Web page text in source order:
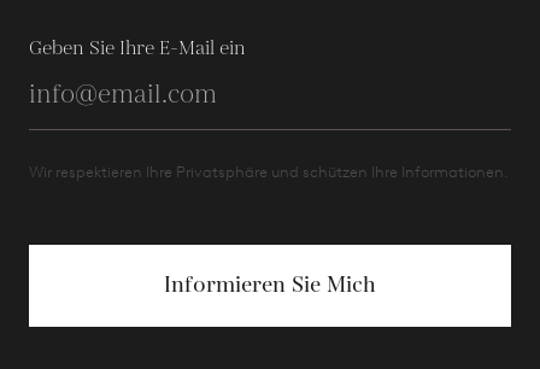
Geben Sie Ihre E-Mail ein
Wir respektieren Ihre Privatsphäre und schützen Ihre Informationen.
Informieren Sie Mich